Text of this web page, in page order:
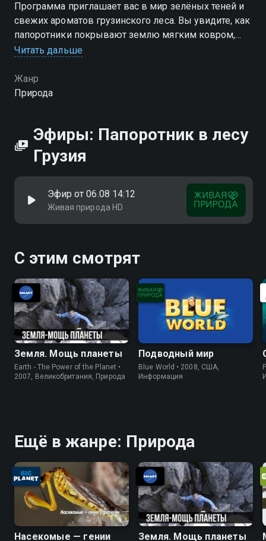
Программа приглашает вас в мир зелёных теней и
свежих ароматов грузинского леса. Вы увидите, как
папоротники покрывают землю мягким ковром,
услышите пение птиц и шелест листьев,
Читать дальше
Жанр
Природа
Эфиры: Папоротник в лесу
Грузия
Эфир от 06.08 14:12
Живая природа HD
С этим смотрят
Земля. Мощь планеты
Earth - The Power of the Planet •
2007, Великобритания, Природа
Подводный мир
Blue World • 2008, США,
Информация
Ещё в жанре: Природа
Насекомые — гении
Земля. Мощь планеты